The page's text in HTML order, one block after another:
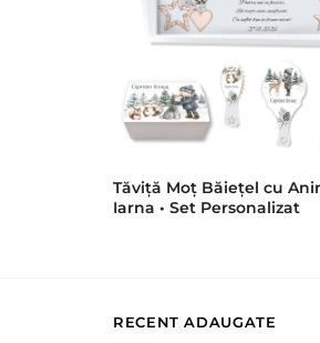
Tăviță Moț Băiețel cu
Iarna • Set Personalizat
RECENT ADAUGATE